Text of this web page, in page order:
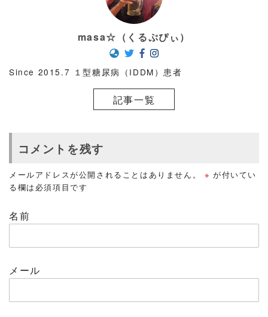
masa☆（くるぷぴぃ）
Since 2015.7 １型糖尿病（IDDM）患者
記事一覧
コメントを残す
メールアドレスが公開されることはありません。 ※ が付いてい
る欄は必須項目です
名前
メール